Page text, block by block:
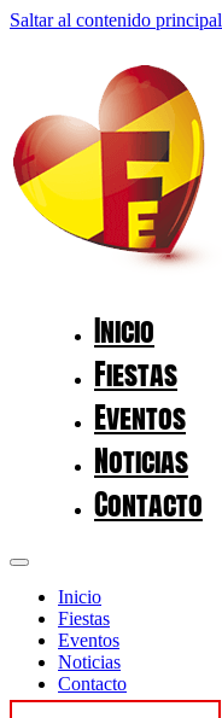
Saltar al contenido principal
Inicio
Fiestas
Eventos
Noticias
Contacto
Inicio
Fiestas
Eventos
Noticias
Contacto